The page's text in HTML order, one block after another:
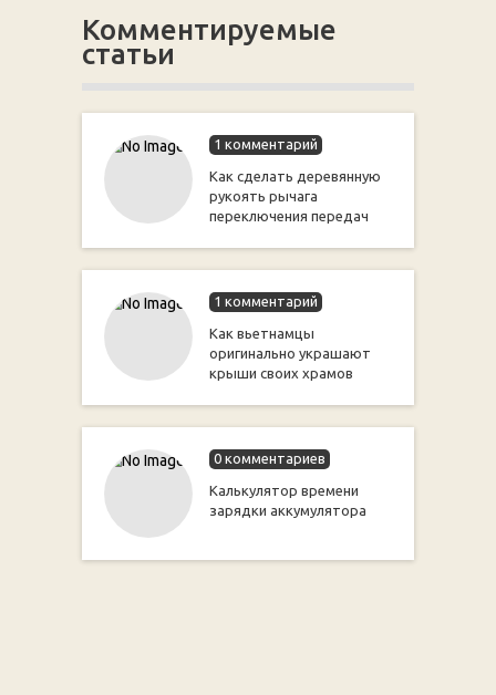
Комментируемые
статьи
1 комментарий
Как сделать деревянную
рукоять рычага
переключения передач
1 комментарий
Как вьетнамцы
оригинально украшают
крыши своих храмов
0 комментариев
Калькулятор времени
зарядки аккумулятора